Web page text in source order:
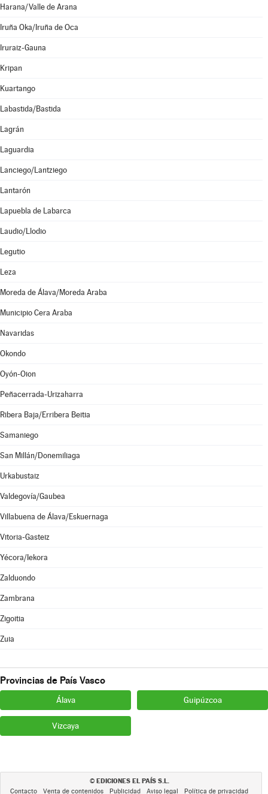
Harana/Valle de Arana
Iruña Oka/Iruña de Oca
Iruraiz-Gauna
Kripan
Kuartango
Labastida/Bastida
Lagrán
Laguardia
Lanciego/Lantziego
Lantarón
Lapuebla de Labarca
Laudio/Llodio
Legutio
Leza
Moreda de Álava/Moreda Araba
Municipio Cera Araba
Navaridas
Okondo
Oyón-Oion
Peñacerrada-Urizaharra
Ribera Baja/Erribera Beitia
Samaniego
San Millán/Donemiliaga
Urkabustaiz
Valdegovía/Gaubea
Villabuena de Álava/Eskuernaga
Vitoria-Gasteiz
Yécora/Iekora
Zalduondo
Zambrana
Zigoitia
Zuia
Provincias de País Vasco
Álava Guipúzcoa
Vizcaya
© EDICIONES EL PAÍS S.L.
Contacto Venta de contenidos Publicidad Aviso legal Política de privacidad